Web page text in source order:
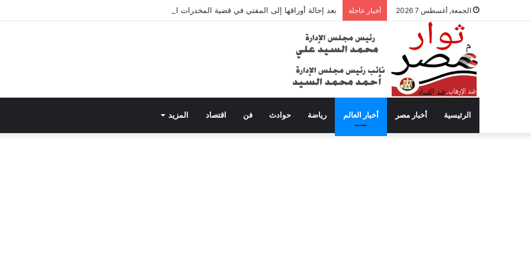
الجمعة, أغسطس 7 2026 أخبار عاجلة بعد إحالة أوراقها إلى المفتي في قضية المخدرات الكبرى.. من هي سارة خليفة؟
الرئيسية أخبار مصر أخبار العالم رياضة حوادث فن اقتصاد المزيد